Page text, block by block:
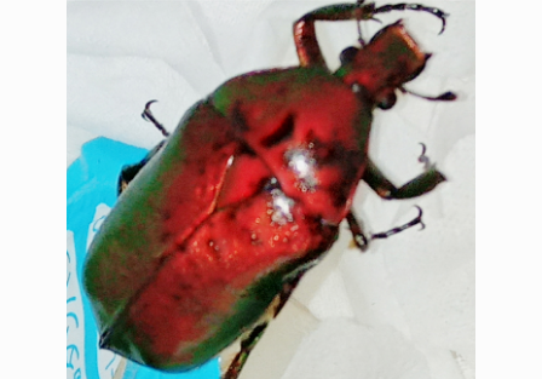
y
s
o
o
k